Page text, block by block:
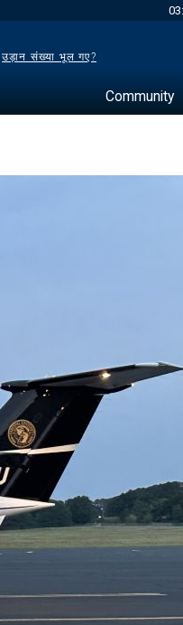
उड़ान संख्या भूल गए?
Community